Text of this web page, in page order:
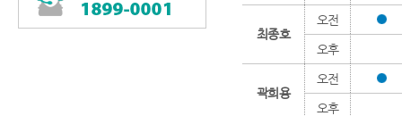
최종호
오전
오후
곽희용
오전
오후